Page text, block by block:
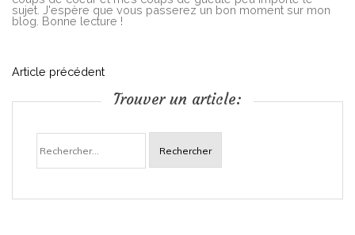
sujet. J'espère que vous passerez un bon moment sur mon
blog. Bonne lecture !
N
i
Article précédent
Trouver un article:
Rechercher :